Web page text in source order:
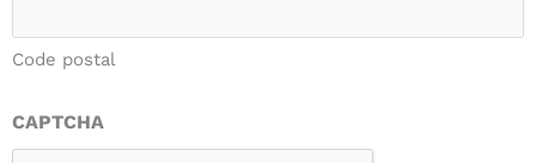
Code postal
CAPTCHA